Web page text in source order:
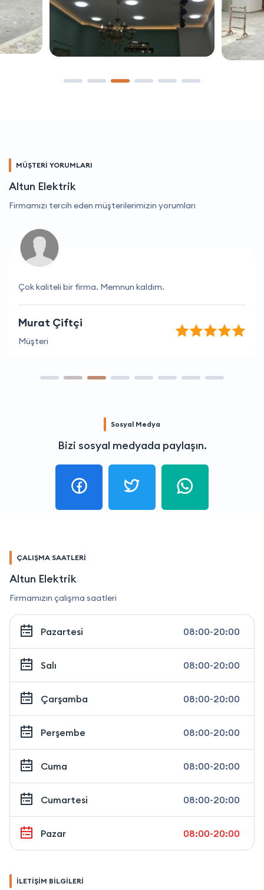
MÜŞTERİ YORUMLARI
Altun Elektrik
Firmamızı tercih eden müşterilerimizin yorumları
Çok kaliteli bir firma. Memnun kaldım.
Murat Çiftçi
Müşteri
Sosyal Medya
Bizi sosyal medyada paylaşın.
ÇALIŞMA SAATLERİ
Altun Elektrik
Firmamızın çalışma saatleri
Pazartesi 08:00-20:00
Salı 08:00-20:00
Çarşamba 08:00-20:00
Perşembe 08:00-20:00
Cuma 08:00-20:00
Cumartesi 08:00-20:00
Pazar 08:00-20:00
İLETİŞİM BİLGİLERİ